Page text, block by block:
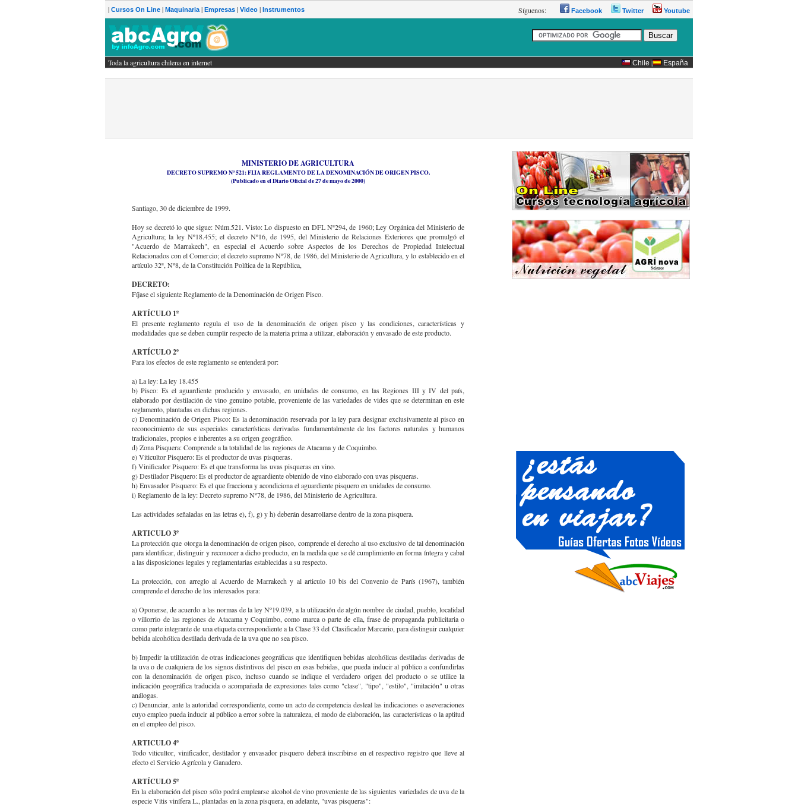
| Cursos On Line | Maquinaria | Empresas | Video | Instrumentos Síguenos: Facebook Twitter Youtube
Toda la agricultura chilena en internet Chile | España
MINISTERIO DE AGRICULTURA
DECRETO SUPREMO Nº 521: FIJA REGLAMENTO DE LA DENOMINACIÓN DE ORIGEN PISCO.
(Publicado en el Diario Oficial de 27 de mayo de 2000)
Santiago, 30 de diciembre de 1999.
Hoy se decretó lo que sigue: Núm.521. Visto: Lo dispuesto en DFL Nº294, de 1960; Ley Orgánica del Ministerio de
Agricultura; la ley Nº18.455; el decreto Nº16, de 1995, del Ministerio de Relaciones Exteriores que promulgó el
"Acuerdo de Marrakech", en especial el Acuerdo sobre Aspectos de los Derechos de Propiedad Intelectual
Relacionados con el Comercio; el decreto supremo Nº78, de 1986, del Ministerio de Agricultura, y lo establecido en el
artículo 32º, Nº8, de la Constitución Política de la República,
DECRETO:
Fíjase el siguiente Reglamento de la Denominación de Origen Pisco.
ARTÍCULO 1º
El presente reglamento regula el uso de la denominación de origen pisco y las condiciones, características y
modalidades que se deben cumplir respecto de la materia prima a utilizar, elaboración y envasado de este producto.
ARTÍCULO 2º
Para los efectos de este reglamento se entenderá por:
a) La ley: La ley 18.455
b) Pisco: Es el aguardiente producido y envasado, en unidades de consumo, en las Regiones III y IV del país,
elaborado por destilación de vino genuino potable, proveniente de las variedades de vides que se determinan en este
reglamento, plantadas en dichas regiones.
c) Denominación de Origen Pisco: Es la denominación reservada por la ley para designar exclusivamente al pisco en
reconocimiento de sus especiales características derivadas fundamentalmente de los factores naturales y humanos
tradicionales, propios e inherentes a su origen geográfico.
d) Zona Pisquera: Comprende a la totalidad de las regiones de Atacama y de Coquimbo.
e) Viticultor Pisquero: Es el productor de uvas pisqueras.
f) Vinificador Pisquero: Es el que transforma las uvas pisqueras en vino.
g) Destilador Pisquero: Es el productor de aguardiente obtenido de vino elaborado con uvas pisqueras.
h) Envasador Pisquero: Es el que fracciona y acondiciona el aguardiente pisquero en unidades de consumo.
i) Reglamento de la ley: Decreto supremo Nº78, de 1986, del Ministerio de Agricultura.
Las actividades señaladas en las letras e), f), g) y h) deberán desarrollarse dentro de la zona pisquera.
ARTICULO 3º
La protección que otorga la denominación de origen pisco, comprende el derecho al uso exclusivo de tal denominación
para identificar, distinguir y reconocer a dicho producto, en la medida que se dé cumplimiento en forma íntegra y cabal
a las disposiciones legales y reglamentarias establecidas a su respecto.
La protección, con arreglo al Acuerdo de Marrakech y al articulo 10 bis del Convenio de París (1967), también
comprende el derecho de los interesados para:
a) Oponerse, de acuerdo a las normas de la ley Nº19.039, a la utilización de algún nombre de ciudad, pueblo, localidad
o villorrio de las regiones de Atacama y Coquimbo, como marca o parte de ella, frase de propaganda publicitaria o
como parte integrante de una etiqueta correspondiente a la Clase 33 del Clasificador Marcario, para distinguir cualquier
bebida alcohólica destilada derivada de la uva que no sea pisco.
b) Impedir la utilización de otras indicaciones geográficas que identifiquen bebidas alcohólicas destiladas derivadas de
la uva o de cualquiera de los signos distintivos del pisco en esas bebidas, que pueda inducir al público a confundirlas
con la denominación de origen pisco, incluso cuando se indique el verdadero origen del producto o se utilice la
indicación geográfica traducida o acompañada de expresiones tales como "clase", "tipo", "estilo", "imitación" u otras
análogas.
c) Denunciar, ante la autoridad correspondiente, como un acto de competencia desleal las indicaciones o aseveraciones
cuyo empleo pueda inducir al público a error sobre la naturaleza, el modo de elaboración, las características o la aptitud
en el empleo del pisco.
ARTICULO 4º
Todo viticultor, vinificador, destilador y envasador pisquero deberá inscribirse en el respectivo registro que lleve al
efecto el Servicio Agrícola y Ganadero.
ARTÍCULO 5º
En la elaboración del pisco sólo podrá emplearse alcohol de vino proveniente de las siguientes variedades de uva de la
especie Vitis vinífera L., plantadas en la zona pisquera, en adelante, "uvas pisqueras":